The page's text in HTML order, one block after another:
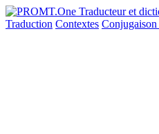
Traduction Contextes Conjugaison